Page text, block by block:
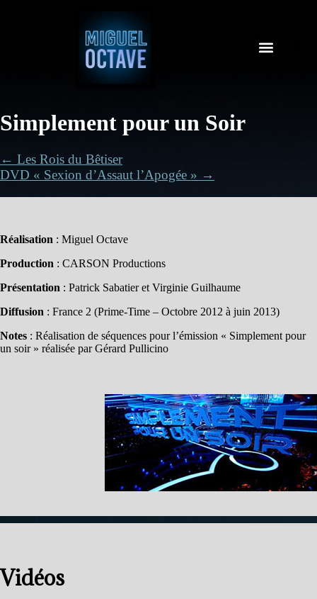
Simplement pour un Soir
← Les Rois du Bêtiser
DVD « Sexion d’Assaut l’Apogée » →
Réalisation : Miguel Octave
Production : CARSON Productions
Présentation : Patrick Sabatier et Virginie Guilhaume
Diffusion : France 2 (Prime-Time – Octobre 2012 à juin 2013)
Notes : Réalisation de séquences pour l’émission « Simplement pour
un soir » réalisée par Gérard Pullicino
Vidéos